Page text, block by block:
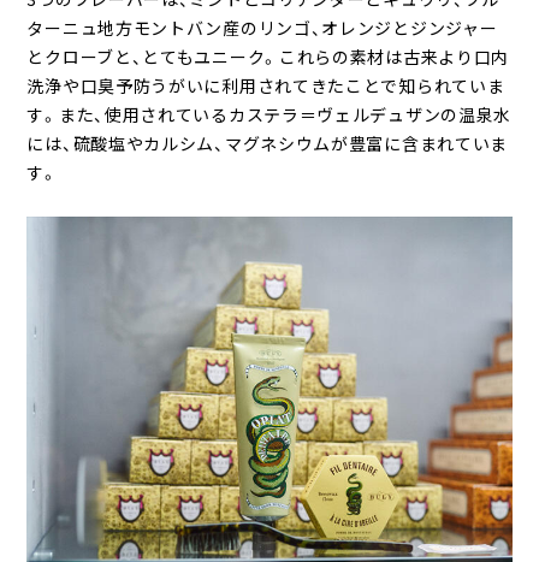
ターニュ地方モントバン産のリンゴ、オレンジとジンジャー
とクローブと、とてもユニーク。これらの素材は古来より口内
洗浄や口臭予防うがいに利用されてきたことで知られていま
す。また、使用されているカステラ＝ヴェルデュザンの温泉水
には、硫酸塩やカルシム、マグネシウムが豊富に含まれていま
す。